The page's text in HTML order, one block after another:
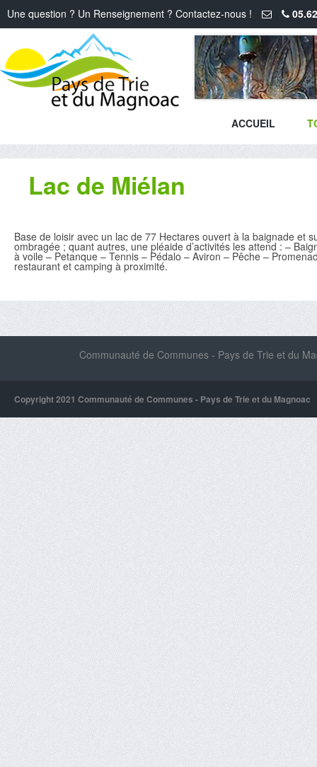
Une question ? Un Renseignement ? Contactez-nous !
ACCUEIL
Lac de Miélan
Base de loisir avec un lac de 77 Hectares ouvert à la baignade et
ombragée ; quant autres, une pléaide d’activités les attend : –
à voile – Petanque – Tennis – Pédalo – Aviron – Pêche –
restaurant et camping à proximité.
Communauté de Communes - Pays de Trie et du
Copyright 2021 Communauté de Communes - Pays de Trie et du Magnoac